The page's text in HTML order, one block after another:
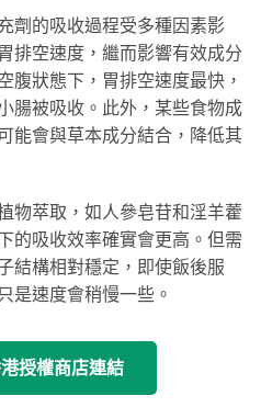
劑的吸收過程受多種因素影
排空速度，繼而影響有效成分
腹狀態下，胃排空速度最快，
腸被吸收。此外，某些食物成
能會與草本成分結合，降低其
物萃取，如人參皂苷和淫羊藿
的吸收效率確實會更高。但需
結構相對穩定，即使飯後服
是速度會稍慢一些。
授權商店連結